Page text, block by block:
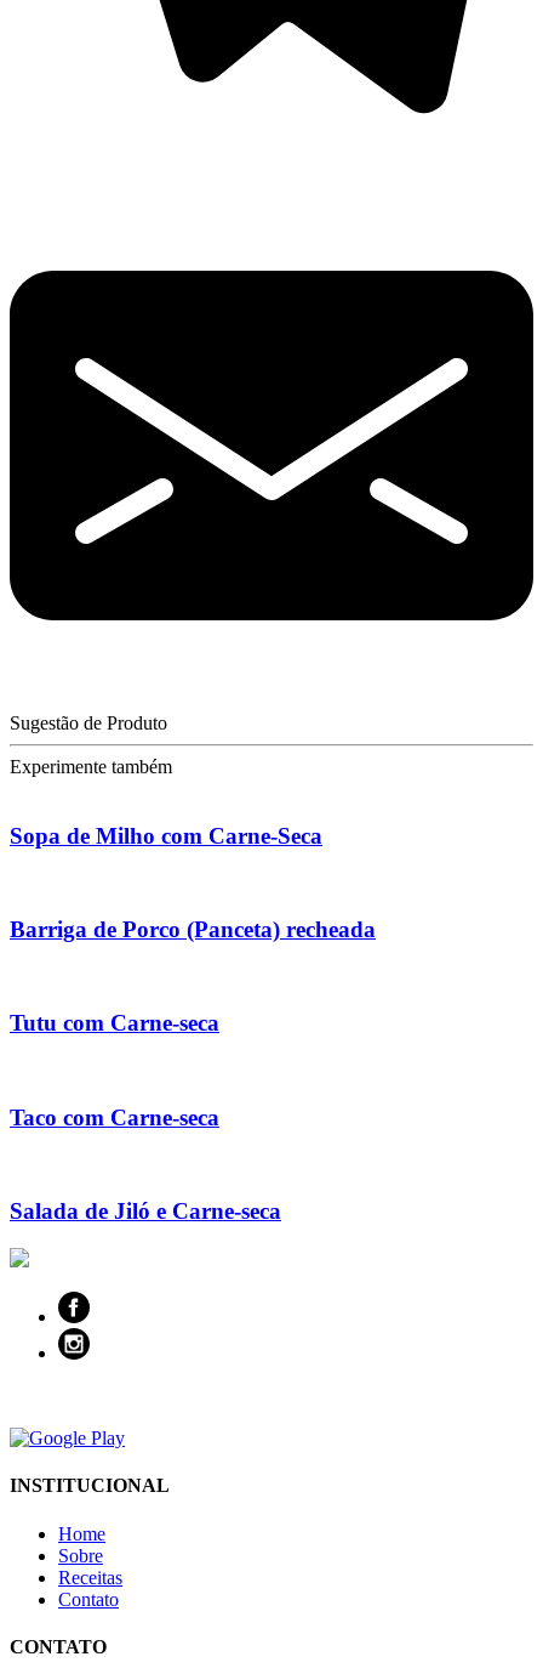
Sugestão de Produto
Experimente também
Sopa de Milho com Carne-Seca
Barriga de Porco (Panceta) recheada
Tutu com Carne-seca
Taco com Carne-seca
Salada de Jiló e Carne-seca
INSTITUCIONAL
Home
Sobre
Receitas
Contato
CONTATO